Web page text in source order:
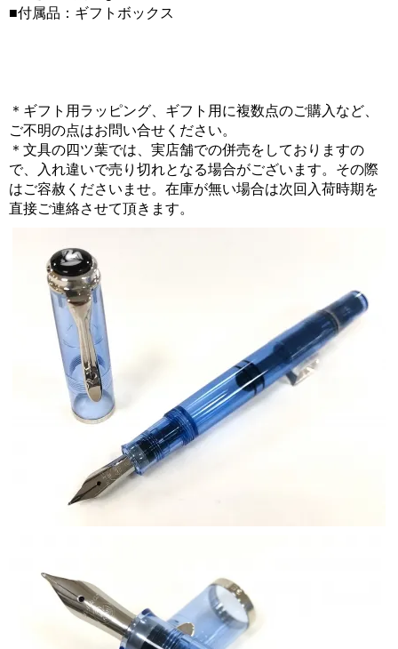
■付属品：ギフトボックス
＊ギフト用ラッピング、ギフト用に複数点のご購入など、
ご不明の点はお問い合せください。
＊文具の四ツ葉では、実店舗での併売をしておりますの
で、入れ違いで売り切れとなる場合がございます。その際
はご容赦くださいませ。在庫が無い場合は次回入荷時期を
直接ご連絡させて頂きます。